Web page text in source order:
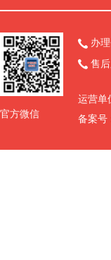
官方微信
 办
 售
运营单
备案